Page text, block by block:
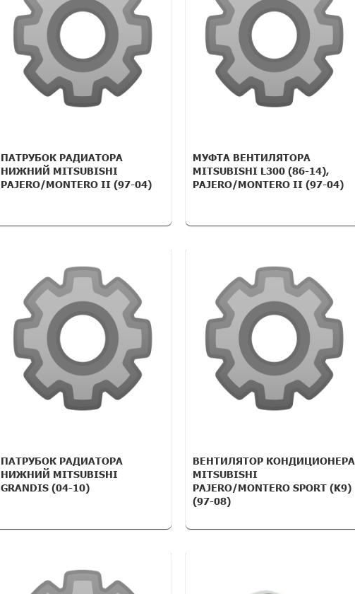
ПАТРУБОК РАДИАТОРА
НИЖНИЙ MITSUBISHI
PAJERO/MONTERO II (97-04)
МУФТА ВЕНТИЛЯТОРА
MITSUBISHI L300 (86-14),
PAJERO/MONTERO II (97-04)
ПАТРУБОК РАДИАТОРА
НИЖНИЙ MITSUBISHI
GRANDIS (04-10)
ВЕНТИЛЯТОР КОНДИЦИОНЕРА
MITSUBISHI
PAJERO/MONTERO SPORT (K9)
(97-08)